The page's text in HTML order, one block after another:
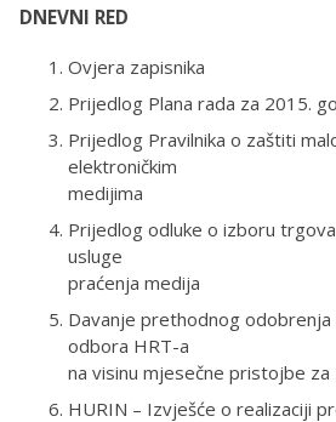
DNEVNI RED
Ovjera zapisnika
Prijedlog Plana rada za 2015.
Prijedlog Pravilnika o zaštiti
elektroničkim
medijima
Prijedlog odluke o izboru
usluge
praćenja medija
Davanje prethodnog odobrenja
odbora HRT-a
na visinu mjesečne pristojbe za
HURIN – Izvješće o realizaciji